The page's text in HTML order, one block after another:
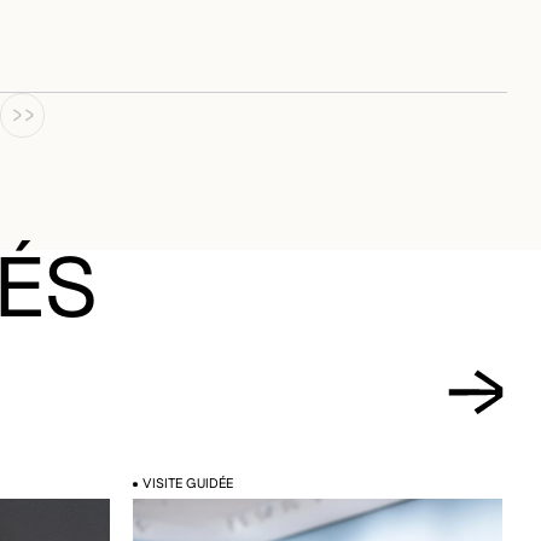
LES FILTRES ACTUELLEMENT APPLIQUÉS
VISITE GUIDÉE